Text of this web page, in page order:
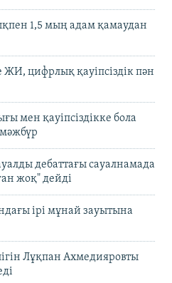
1,5 мың адам қамаудан
ЖИ, цифрлық қауіпсіздік пән
мен қауіпсіздікке бола
мәжбүр
дебаттағы сауалнамада
жоқ" дейді
ірі мұнай зауытына
Лұқпан Ахмедияровты